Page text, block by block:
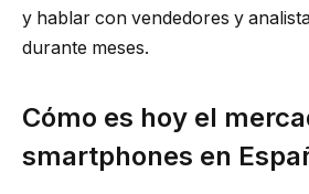
y hablar con vendedores y
durante meses.
Cómo es hoy el
smartphones en